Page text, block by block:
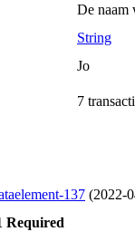
De naam
String
Jo
7
137
Required